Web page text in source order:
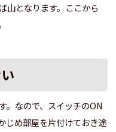
山となります。ここから
。なので、スイッチのON
じめ部屋を片付けておき途